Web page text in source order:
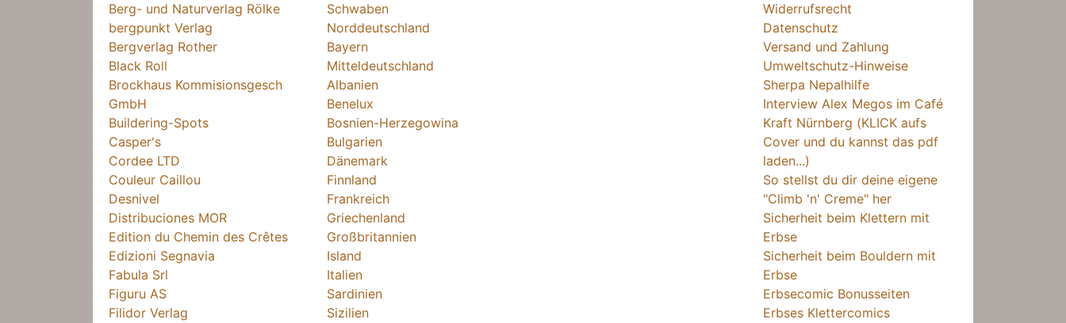
Berg- und Naturverlag Rölke
bergpunkt Verlag
Bergverlag Rother
Black Roll
Brockhaus Kommisionsgesch
GmbH
Buildering-Spots
Casper's
Cordee LTD
Couleur Caillou
Desnivel
Distribuciones MOR
Edition du Chemin des Crêtes
Edizioni Segnavia
Fabula Srl
Figuru AS
Filidor Verlag
Schwaben
Norddeutschland
Bayern
Mitteldeutschland
Albanien
Benelux
Bosnien-Herzegowina
Bulgarien
Dänemark
Finnland
Frankreich
Griechenland
Großbritannien
Island
Italien
Sardinien
Sizilien
Widerrufsrecht
Datenschutz
Versand und Zahlung
Umweltschutz-Hinweise
Sherpa Nepalhilfe
Interview Alex Megos im Café
Kraft Nürnberg (KLICK aufs
Cover und du kannst das pdf
laden...)
So stellst du dir deine eigene
"Climb 'n' Creme" her
Sicherheit beim Klettern mit
Erbse
Sicherheit beim Bouldern mit
Erbse
Erbsecomic Bonusseiten
Erbses Klettercomics